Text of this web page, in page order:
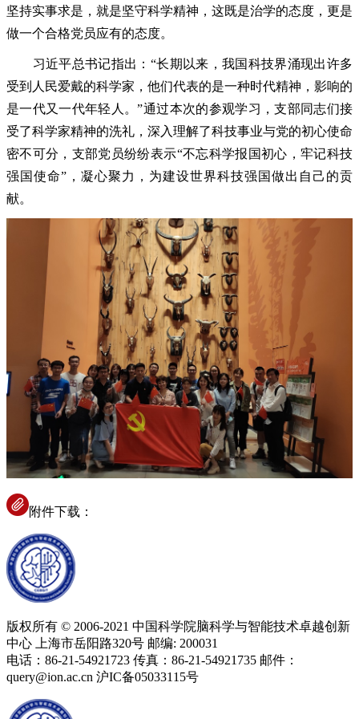
坚持实事求是，就是坚守科学精神，这既是治学的态度，更是
做一个合格党员应有的态度。
习近平总书记指出：“长期以来，我国科技界涌现出许多
受到人民爱戴的科学家，他们代表的是一种时代精神，影响的
是一代又一代年轻人。”通过本次的参观学习，支部同志们接
受了科学家精神的洗礼，深入理解了科技事业与党的初心使命
密不可分，支部党员纷纷表示“不忘科学报国初心，牢记科技
强国使命”，凝心聚力，为建设世界科技强国做出自己的贡
献。
附件下载：
版权所有 © 2006-2021 中国科学院脑科学与智能技术卓越创新
中心 上海市岳阳路320号 邮编: 200031
电话：86-21-54921723 传真：86-21-54921735 邮件：
query@ion.ac.cn 沪IC备05033115号